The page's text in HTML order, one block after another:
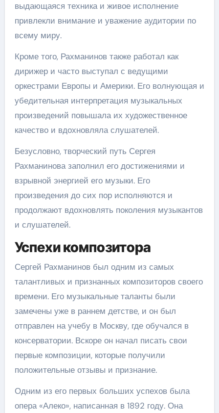
выдающаяся техника и живое исполнение
привлекли внимание и уважение аудитории по
всему миру.
Кроме того, Рахманинов также работал как
дирижер и часто выступал с ведущими
оркестрами Европы и Америки. Его волнующая и
убедительная интерпретация музыкальных
произведений повышала их художественное
качество и вдохновляла слушателей.
Безусловно, творческий путь Сергея
Рахманинова заполнил его достижениями и
взрывной энергией его музыки. Его
произведения до сих пор исполняются и
продолжают вдохновлять поколения музыкантов
и слушателей.
Успехи композитора
Сергей Рахманинов был одним из самых
талантливых и признанных композиторов своего
времени. Его музыкальные таланты были
замечены уже в раннем детстве, и он был
отправлен на учебу в Москву, где обучался в
консерватории. Вскоре он начал писать свои
первые композиции, которые получили
положительные отзывы и признание.
Одним из его первых больших успехов была
опера «Алеко», написанная в 1892 году. Она